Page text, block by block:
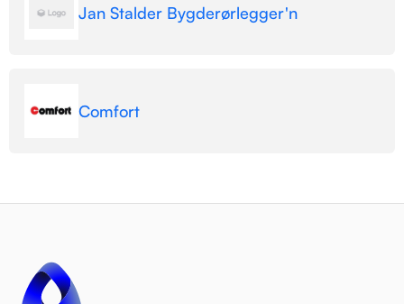
Jan Stalder Bygderørlegger'n
Comfort